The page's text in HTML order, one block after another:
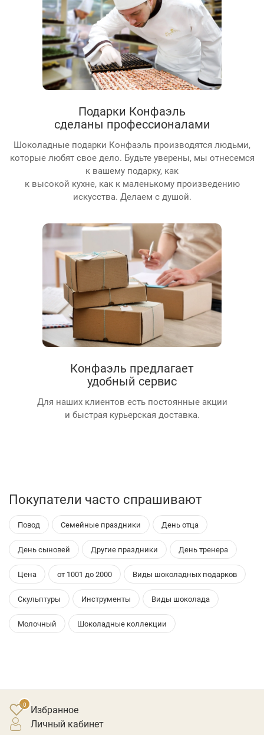
Подарки Конфаэль
сделаны профессионалами
Шоколадные подарки Конфаэль производятся людьми,
которые любят свое дело. Будьте уверены, мы отнесемся
к вашему подарку, как
к высокой кухне, как к маленькому произведению
искусства. Делаем с душой.
Конфаэль предлагает
удобный сервис
Для наших клиентов есть постоянные акции
и быстрая курьерская доставка.
Покупатели часто спрашивают
Повод Семейные праздники День отца
День сыновей Другие праздники День тренера
Цена от 1001 до 2000 Виды шоколадных подарков
Скульптуры Инструменты Виды шоколада
Молочный Шоколадные коллекции
Избранное
личный кабинет